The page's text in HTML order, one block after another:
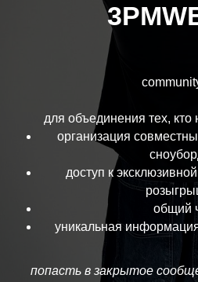
для объединения тех,
организация
доступ к
общий
уникальная
попасть в закрытое